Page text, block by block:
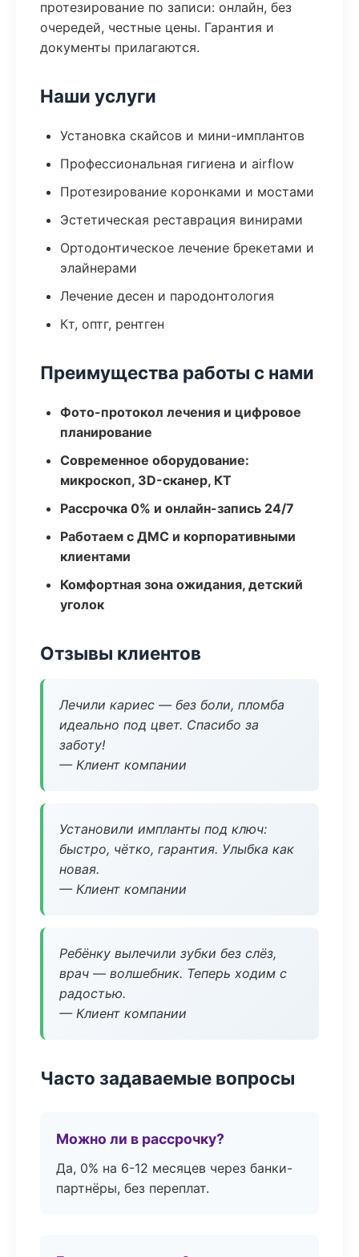
протезирование по записи: онлайн, без
очередей, честные цены. Гарантия и
документы прилагаются.
Наши услуги
Установка скайсов и мини-имплантов
Профессиональная гигиена и airflow
Протезирование коронками и мостами
Эстетическая реставрация винирами
Ортодонтическое лечение брекетами и
элайнерами
Лечение десен и пародонтология
Кт, оптг, рентген
Преимущества работы с нами
Фото-протокол лечения и цифровое
планирование
Современное оборудование:
микроскоп, 3D-сканер, КТ
Рассрочка 0% и онлайн-запись 24/7
Работаем с ДМС и корпоративными
клиентами
Комфортная зона ожидания, детский
уголок
Отзывы клиентов
Лечили кариес — без боли, пломба
идеально под цвет. Спасибо за
заботу!
— Клиент компании
Установили импланты под ключ:
быстро, чётко, гарантия. Улыбка как
новая.
— Клиент компании
Ребёнку вылечили зубки без слёз,
врач — волшебник. Теперь ходим с
радостью.
— Клиент компании
Часто задаваемые вопросы
Можно ли в рассрочку?
Да, 0% на 6-12 месяцев через банки-
партнёры, без переплат.